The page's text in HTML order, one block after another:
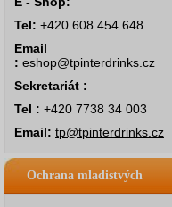
Tel: +420 608 454 648
Email
: eshop@tpinterdrinks.cz
Sekretariát :
Tel : +420 7738 34 003
Email: tp@tpinterdrinks.cz
Ochrana mladistvých